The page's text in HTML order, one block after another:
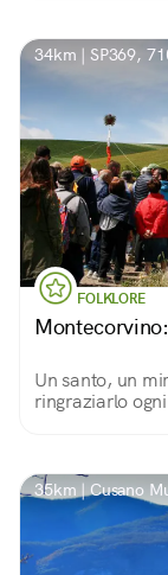
34km | SP369,
FOLKLORE
Un santo, un
ringraziarlo
35km | Cusano